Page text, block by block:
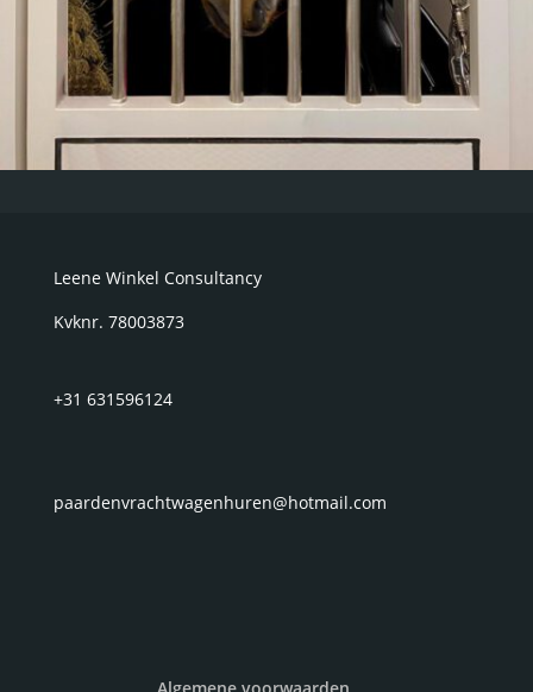
Leene Winkel Consultancy
Kvknr. 78003873
+31 631596124
paardenvrachtwagenhuren@hotmail.com